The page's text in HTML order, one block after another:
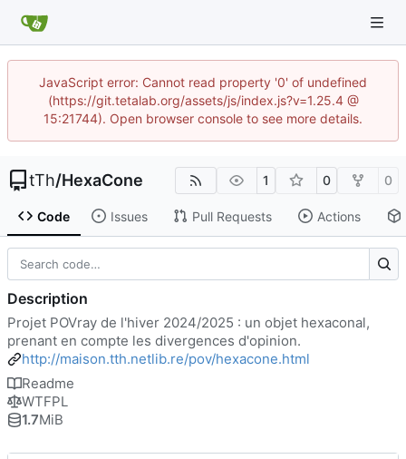
JavaScript error: Cannot read property '0' of undefined
(https://git.tetalab.org/assets/js/index.js?v=1.25.4 @
15:21744). Open browser console to see more details.
tTh/HexaCone 1 0 0
Code Issues Pull Requests Actions
Description
Projet POVray de l'hiver 2024/2025 : un objet hexaconal,
prenant en compte les divergences d'opinion.
http://maison.tth.netlib.re/pov/hexacone.html
Readme
WTFPL
1.7MiB